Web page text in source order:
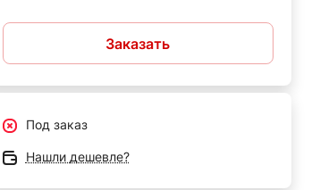
Заказать
Под заказ
Нашли дешевле?